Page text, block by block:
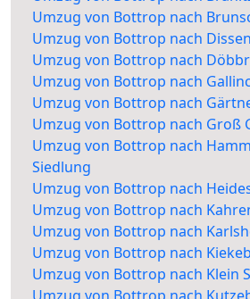
Umzug von Bottrop nach
Umzug von Bottrop nach
Umzug von Bottrop nach
Umzug von Bottrop nach
Umzug von Bottrop nach
Umzug von Bottrop nach Groß
Umzug von Bottrop nach
Siedlung
Umzug von Bottrop nach
Umzug von Bottrop nach
Umzug von Bottrop nach
Umzug von Bottrop nach
Umzug von Bottrop nach Klein